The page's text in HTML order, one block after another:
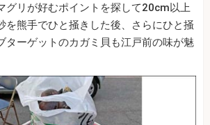
グリが好むポイントを探して20cm以上
を熊手でひと掻きした後、さらにひと掻
ターゲットのカガミ貝も江戸前の味が魅